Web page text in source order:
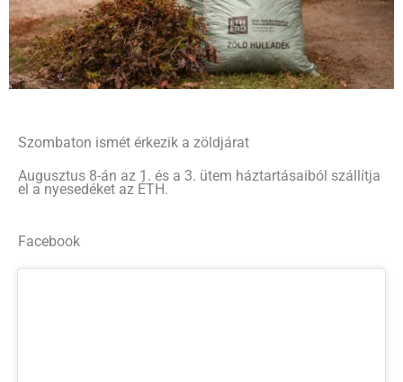
Szombaton ismét érkezik a zöldjárat
Augusztus 8-án az 1. és a 3. ütem háztartásaiból szállítja
el a nyesedéket az ÉTH.
Facebook